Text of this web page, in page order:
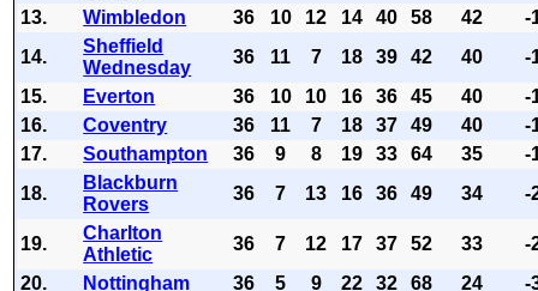
13.
Wimbledon 36 10 12 14 40 58 42
-
14.
Sheffield
Wednesday
36 11 7 18 39 42 40
-
15.
Everton 36 10 10 16 36 45 40
-
16.
Coventry 36 11 7 18 37 49 40
-
17.
Southampton 36 9 8 19 33 64 35
-
18.
Blackburn
Rovers
36 7 13 16 36 49 34 -
19.
Charlton
Athletic
36 7 12 17 37 52 33
-
20.
Nottingham 36 5 9 22 32 68 24 -